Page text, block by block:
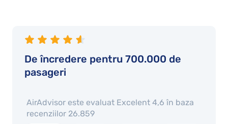
De încredere pentru 700.000 de
pasageri
AirAdvisor este evaluat Excelent 4,6 în baza
recenziilor 26.859